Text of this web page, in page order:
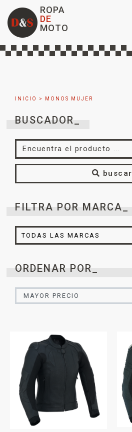
ROPA
DE
MOTO
INICIO > MONOS MUJER
BUSCADOR_
buscar
FILTRA POR MARCA_
ORDENAR POR_